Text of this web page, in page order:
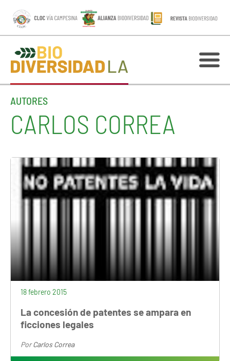
AUTORES
CARLOS CORREA
18 febrero 2015
La concesión de patentes se ampara en
ficciones legales
PorCarlos Correa